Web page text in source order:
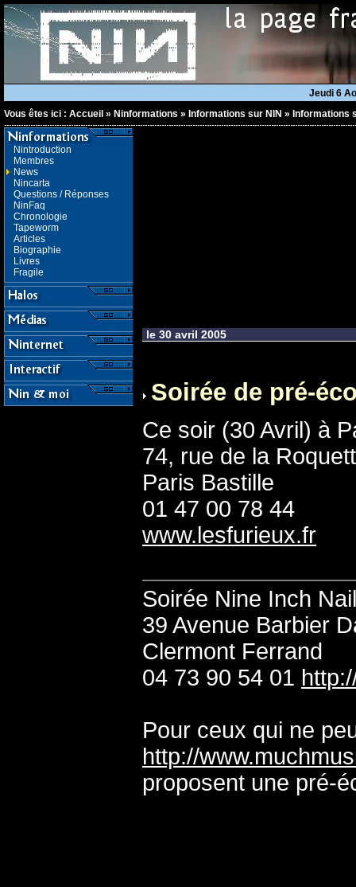
Jeudi 6
Vous êtes ici : Accueil » Ninformations » Informations sur NIN » Informations
Nintroduction
Membres
News
Nincarta
Questions / Réponses
NinFaq
Chronologie
Tapeworm
Articles
Biographie
Livres
Fragile
le 30 avril 2005
Soirée de pré-
Ce soir (30 Avril) à
74, rue de la
Paris Bastille
01 47 00 78 44
www.lesfurieux.fr
Soirée Nine Inch
39 Avenue Barbier
Clermont Ferrand
04 73 90 54 01
Pour ceux qui ne
http://
proposent une pré-